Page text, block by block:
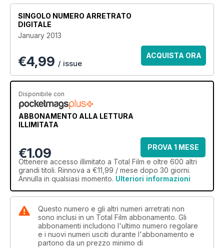
SINGOLO NUMERO ARRETRATO
DIGITALE
January 2013
€4,99 / issue
ACQUISTA ORA
Disponibile con
ABBONAMENTO ALLA LETTURA
ILLIMITATA
€1.09
PROVA 1 MESE
Ottenere accesso illimitato a Total Film e oltre 600 altri
grandi titoli. Rinnova a €11,99 / mese dopo 30 giorni.
Annulla in qualsiasi momento. Ulteriori informazioni
Questo numero e gli altri numeri arretrati non
sono inclusi in un Total Film abbonamento. Gli
abbonamenti includono l'ultimo numero regolare
e i nuovi numeri usciti durante l'abbonamento e
partono da un prezzo minimo di